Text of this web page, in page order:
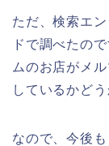
ただ、検索エ
ドで調べたの
ムのお店がメ
しているかど
なので、今後